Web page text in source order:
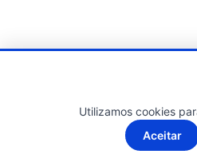
A-
Utilizamos cookies
Aceitar